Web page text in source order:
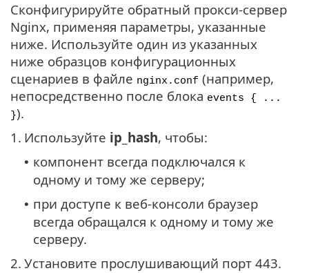
Сконфигурируйте обратный прокси-сервер
Nginx, применяя параметры, указанные
ниже. Используйте один из указанных
ниже образцов конфигурационных
сценариев в файле nginx.conf (например,
непосредственно после блока events { ...
}).
1. Используйте ip_hash, чтобы:
• компонент всегда подключался к
одному и тому же серверу;
• при доступе к веб-консоли браузер
всегда обращался к одному и тому же
серверу.
2. Установите прослушивающий порт 443.